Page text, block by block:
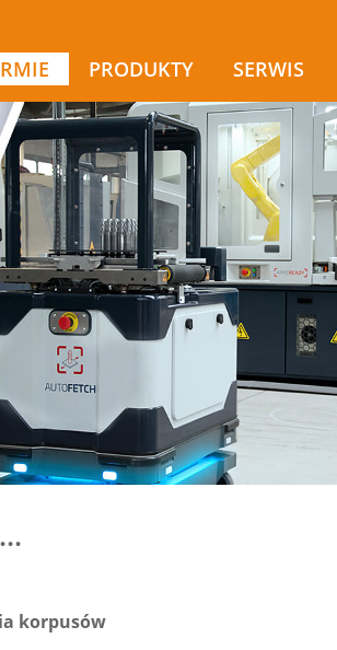
PRODUKTY SERWIS
korpusów